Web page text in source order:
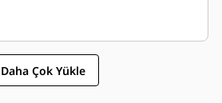
Daha Çok Yükle